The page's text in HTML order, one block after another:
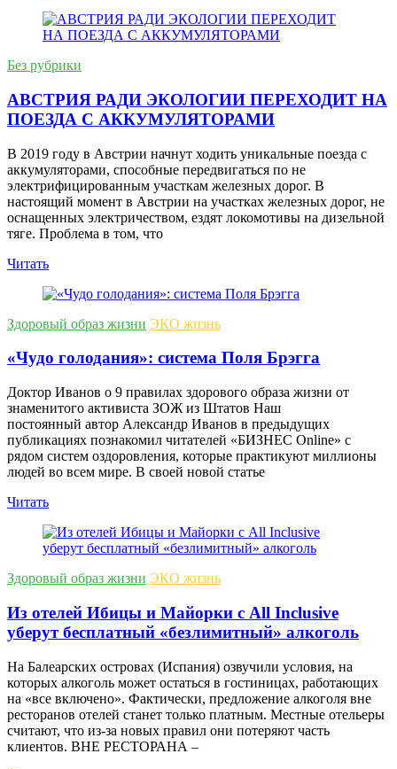
Без рубрики
АВСТРИЯ РАДИ ЭКОЛОГИИ ПЕРЕХОДИТ НА
ПОЕЗДА С АККУМУЛЯТОРАМИ
В 2019 году в Австрии начнут ходить уникальные поезда с
аккумуляторами, способные передвигаться по не
электрифицированным участкам железных дорог. В
настоящий момент в Австрии на участках железных дорог, не
оснащенных электричеством, ездят локомотивы на дизельной
тяге. Проблема в том, что
Читать
Здоровый образ жизни ЭКО жизнь
«Чудо голодания»: система Поля Брэгга
Доктор Иванов о 9 правилах здорового образа жизни от
знаменитого активиста ЗОЖ из Штатов Наш
постоянный автор Александр Иванов в предыдущих
публикациях познакомил читателей «БИЗНЕС Online» с
рядом систем оздоровления, которые практикуют миллионы
людей во всем мире. В своей новой статье
Читать
Здоровый образ жизни ЭКО жизнь
Из отелей Ибицы и Майорки с All Inclusive
уберут бесплатный «безлимитный» алкоголь
На Балеарских островах (Испания) озвучили условия, на
которых алкоголь может остаться в гостиницах, работающих
на «все включено». Фактически, предложение алкоголя вне
ресторанов отелей станет только платным. Местные отельеры
считают, что из-за новых правил они потеряют часть
клиентов. ВНЕ РЕСТОРАНА –